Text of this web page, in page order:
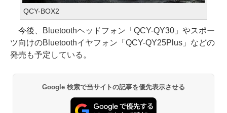
QCY-BOX2
今後、Bluetoothヘッドフォン「QCY-QY30」やスポー
ツ向けのBluetoothイヤフォン「QCY-QY25Plus」などの
発売も予定している。
Google 検索で当サイトの記事を優先表示させる